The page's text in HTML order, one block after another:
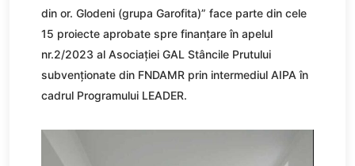
din or. Glodeni (grupa Garofita)” face parte din cele
15 proiecte aprobate spre finanțare în apelul
nr.2/2023 al Asociației GAL Stâncile Prutului
subvenționate din FNDAMR prin intermediul AIPA în
cadrul Programului LEADER.